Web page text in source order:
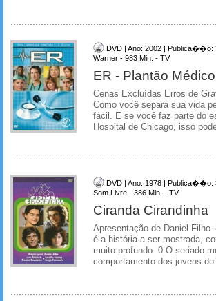
DVD | Ano: 2002 | Publica��o:
Warner - 983 Min. - TV
ER - Plantão
Cenas Excluídas Erros de
Como você separa sua vida
fácil. E se você faz parte do
Hospital de Chicago, isso
DVD | Ano: 1978 | Publica��o:
Som Livre - 386 Min. - TV
Ciranda Cirandinha
Apresentação de Daniel Filho
é a história a ser mostrada,
muito profundo. 0 O seriado
comportamento dos jovens